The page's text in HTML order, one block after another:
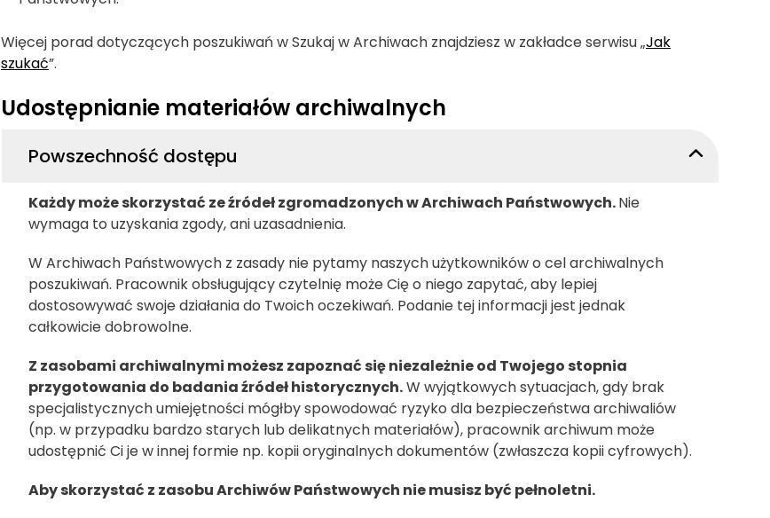
Więcej porad dotyczących poszukiwań w Szukaj w Archiwach znajdziesz w zakładce serwisu „Jak
szukać”.
Udostępnianie materiałów archiwalnych
Powszechność dostępu
Każdy może skorzystać ze źródeł zgromadzonychw Archiwach Państwowych.Nie
wymaga to uzyskania zgody, ani uzasadnienia.
W Archiwach Państwowych z zasady nie pytamy naszych użytkowników o cel archiwalnych
poszukiwań. Pracownik obsługujący czytelnię może Cię o niego zapytać, aby lepiej
dostosowywać swoje działania do Twoich oczekiwań. Podanie tej informacji jest jednak
całkowicie dobrowolne.
Z zasobami archiwalnymi możesz zapoznać się niezależnie od Twojego stopnia
przygotowania do badaniaźródeł historycznych.W wyjątkowych sytuacjach, gdy brak
specjalistycznych umiejętności mógłby spowodować ryzyko dla bezpieczeństwa archiwaliów
(np. w przypadku bardzo starych lub delikatnych materiałów), pracownik archiwum może
udostępnić Ci je w innej formie np. kopii oryginalnych dokumentów (zwłaszcza kopii cyfrowych).
Aby skorzystać z zasobu Archiwów Państwowych nie musisz być pełnoletni.